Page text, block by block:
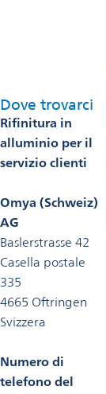
Dove trovarci
Rifinitura in
alluminio per il
servizio clienti
Omya (Schweiz)
AG
Baslerstrasse 42
Casella postale
335
4665 Oftringen
Svizzera
Numero di
telefono del